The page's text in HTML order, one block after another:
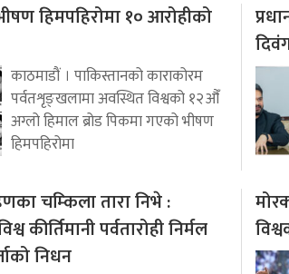
हिमपहिरोमा १० आरोहीको
काठमाडौं । पाकिस्तानको काराकोरम
पर्वतशृङ्खलामा अवस्थित विश्वको १२औँ
अग्लो हिमाल ब्रोड पिकमा गएको भीषण
हिमपहिरोमा
चम्किला तारा निभे :
कीर्तिमानी पर्वतारोही निर्मल
निधन